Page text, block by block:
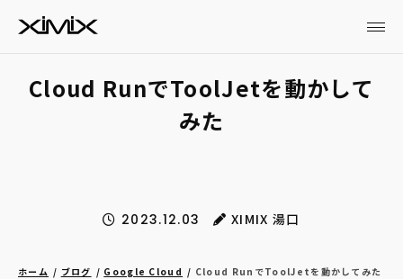
Cloud RunでToolJetを動かして
みた
2023.12.03 XIMIX 湯口
ホーム ブログ Google Cloud Cloud RunでToolJetを動かしてみた